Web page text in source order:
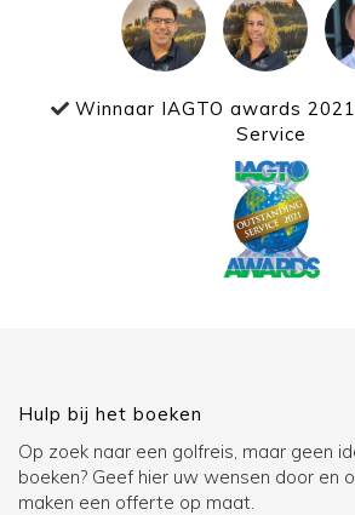
Winnaar IAGTO awards
Service
Hulp bij het boeken
Op zoek naar een golfreis, maar geen
boeken? Geef hier uw wensen door en
maken een offerte op maat.